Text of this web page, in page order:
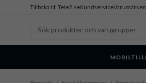
Tillbaka till Tele2.seKundserviceVarumärken